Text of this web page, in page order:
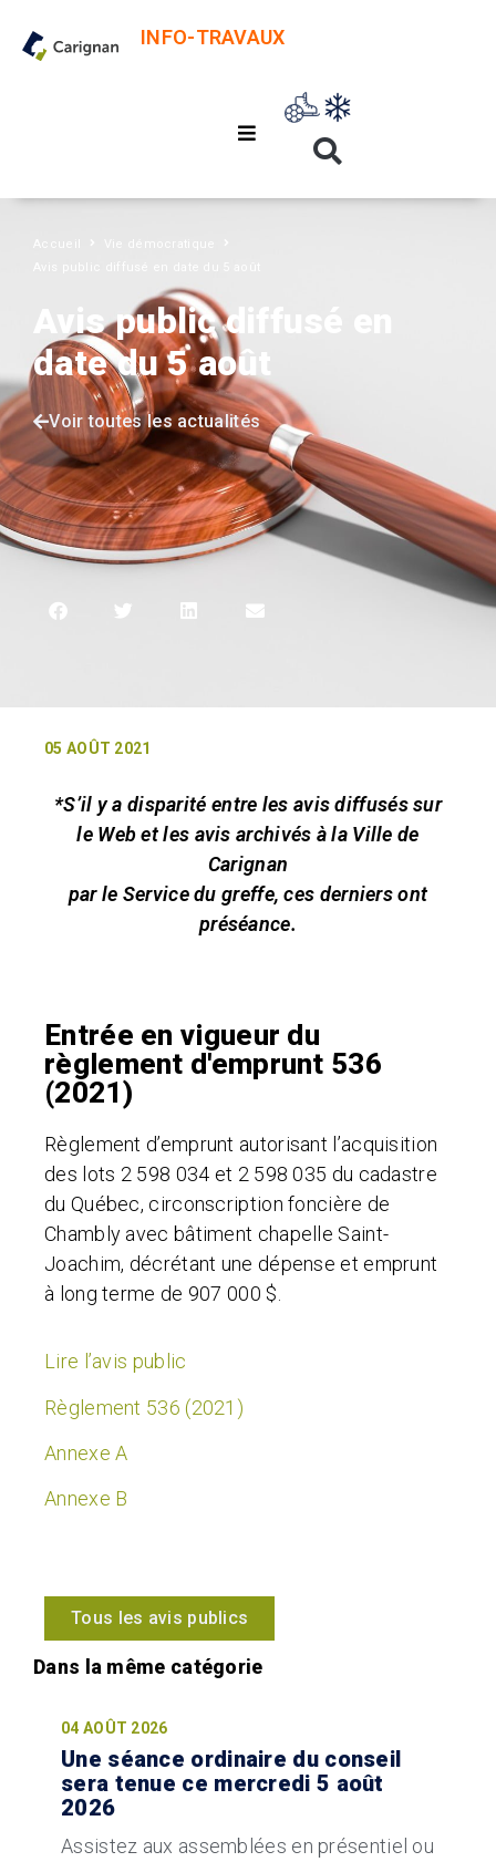
INFO-TRAVAUX
Avis public diffusé en
date du 5 août
Voir toutes les actualités
05 AOÛT 2021
*S’il y a disparité entre les avis diffusés sur
le Web et les avis archivés à la Ville de
Carignan
par le Service du greffe, ces derniers ont
préséance.
Entrée en vigueur du
règlement d'emprunt 536
(2021)
Règlement d’emprunt autorisant l’acquisition
des lots 2 598 034 et 2 598 035 du cadastre
du Québec, circonscription foncière de
Chambly avec bâtiment chapelle Saint-
Joachim, décrétant une dépense et emprunt
à long terme de 907 000 $.
Lire l’avis public
Règlement 536 (2021)
Annexe A
Annexe B
Tous les avis publics
04 AOÛT 2026
Une séance ordinaire du conseil
sera tenue ce mercredi 5 août
2026
Assistez aux assemblées en présentiel ou